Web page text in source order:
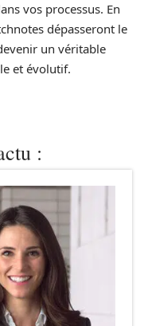
vos processus. En
dépasseront le
un véritable
et évolutif.
: